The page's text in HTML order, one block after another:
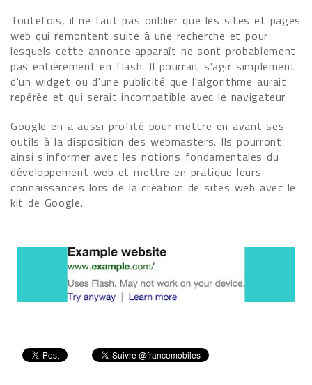
Toutefois, il ne faut pas oublier que les sites et pages
web qui remontent suite à une recherche et pour
lesquels cette annonce apparaît ne sont probablement
pas entièrement en flash. Il pourrait s'agir simplement
d'un widget ou d'une publicité que l'algorithme aurait
repérée et qui serait incompatible avec le navigateur.
Google en a aussi profité pour mettre en avant ses
outils à la disposition des webmasters. Ils pourront
ainsi s'informer avec les notions fondamentales du
développement web et mettre en pratique leurs
connaissances lors de la création de sites web avec le
kit de Google.